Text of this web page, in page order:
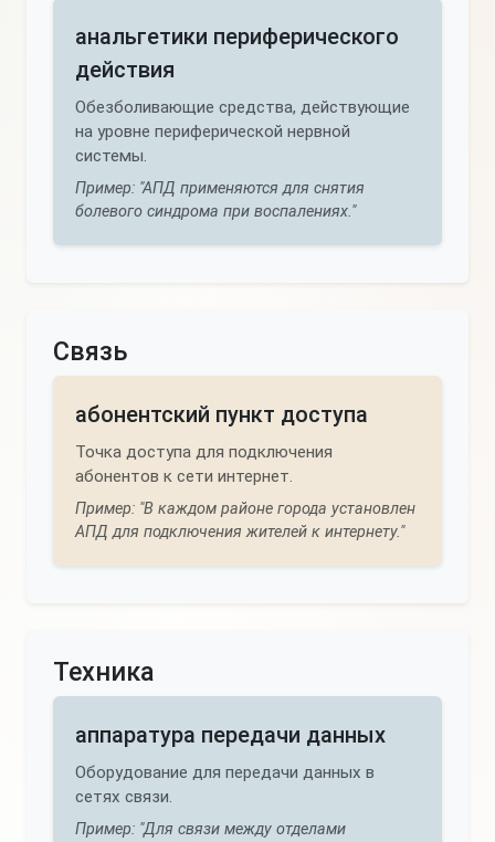
анальгетики периферического
действия
Обезболивающие средства, действующие
на уровне периферической нервной
системы.
Пример: "АПД применяются для снятия
болевого синдрома при воспалениях."
Связь
абонентский пункт доступа
Точка доступа для подключения
абонентов к сети интернет.
Пример: "В каждом районе города установлен
АПД для подключения жителей к интернету."
Техника
аппаратура передачи данных
Оборудование для передачи данных в
сетях связи.
Пример: "Для связи между отделами